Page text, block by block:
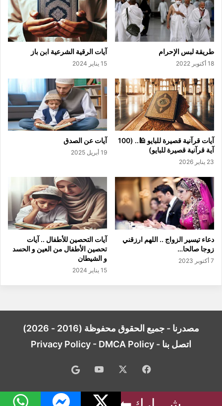
طريقة لبس الإحرام
18 أكتوبر 2022
آيات الرقية الشرعية ابن باز
15 يناير 2024
آيات قرآنية قصيرة للبايو 🕌.. (100
آية قرآنية قصيرة للبايو)
23 يناير 2026
آيات عن الصدق
19 أبريل 2025
دعاء تيسير الزواج .. اللهم ارزقني
زوجا صالحا…
7 أكتوبر 2023
آيات التحصين للأطفال .. آيات
تحصين الأطفال من العين و الحسد
و الشيطان
15 يناير 2024
مصدرنا - جميع الحقوق محفوظة (2016 - 2026)
اتصل بنا -
Privacy Policy - DMCA Policy
فيسبوك ‫YouTube
Google
News